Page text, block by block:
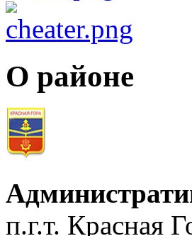
О районе
п.г.т. Красная